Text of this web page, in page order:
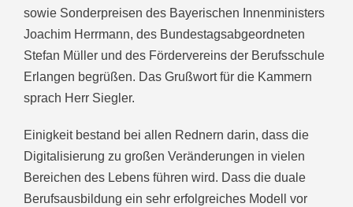
sowie Sonderpreisen des Bayerischen Innenministers
Joachim Herrmann, des Bundestagsabgeordneten
Stefan Müller und des Fördervereins der Berufsschule
Erlangen begrüßen. Das Grußwort für die Kammern
sprach Herr Siegler.
Einigkeit bestand bei allen Rednern darin, dass die
Digitalisierung zu großen Veränderungen in vielen
Bereichen des Lebens führen wird. Dass die duale
Berufsausbildung ein sehr erfolgreiches Modell vor